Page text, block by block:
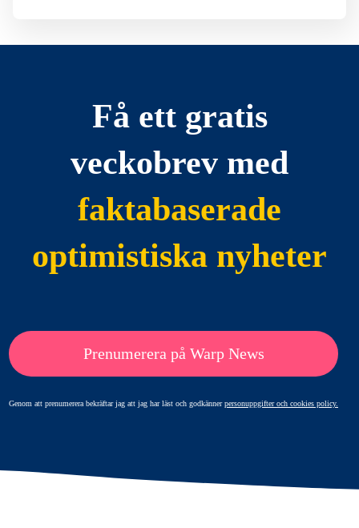
Få ett gratis
veckobrev med
faktabaserade
optimistiska nyheter
Prenumerera på Warp News
Genom att prenumerera bekräftar jag att jag har läst och godkännerpersonuppgifter och cookies policy.